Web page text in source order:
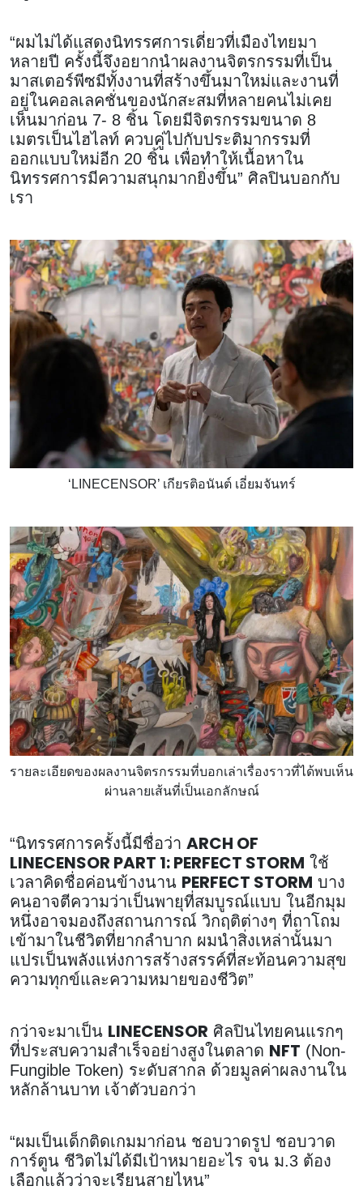
“ผมไม่ได้แสดงนิทรรศการเดี่ยวที่เมืองไทยมา
หลายปี ครั้งนี้จึงอยากนำผลงานจิตรกรรมที่เป็น
มาสเตอร์พีซมีทั้งงานที่สร้างขึ้นมาใหม่และงานที่
อยู่ในคอลเลคชั่นของนักสะสมที่หลายคนไม่เคย
เห็นมาก่อน 7- 8 ชิ้น โดยมีจิตรกรรมขนาด 8
เมตรเป็นไฮไลท์ ควบคู่ไปกับประติมากรรมที่
ออกแบบใหม่อีก 20 ชิ้น เพื่อทำให้เนื้อหาใน
นิทรรศการมีความสนุกมากยิ่งขึ้น” ศิลปินบอกกับ
เรา
‘LINECENSOR’ เกียรติอนันต์ เอี่ยมจันทร์
รายละเอียดของผลงานจิตรกรรมที่บอกเล่าเรื่องราวที่ได้พบเห็น
ผ่านลายเส้นที่เป็นเอกลักษณ์
“นิทรรศการครั้งนี้มีชื่อว่า ARCH OF
LINECENSOR PART 1: PERFECT STORM ใช้
เวลาคิดชื่อค่อนข้างนาน PERFECT STORM บาง
คนอาจตีความว่าเป็นพายุที่สมบูรณ์แบบ ในอีกมุม
หนึ่งอาจมองถึงสถานการณ์ วิกฤติต่างๆ ที่ถาโถม
เข้ามาในชีวิตที่ยากลำบาก ผมนำสิ่งเหล่านั้นมา
แปรเป็นพลังแห่งการสร้างสรรค์ที่สะท้อนความสุข
ความทุกข์และความหมายของชีวิต”
กว่าจะมาเป็น LINECENSOR ศิลปินไทยคนแรกๆ
ที่ประสบความสำเร็จอย่างสูงในตลาด NFT (Non-
Fungible Token) ระดับสากล ด้วยมูลค่าผลงานใน
หลักล้านบาท เจ้าตัวบอกว่า
“ผมเป็นเด็กติดเกมมาก่อน ชอบวาดรูป ชอบวาด
การ์ตูน ชีวิตไม่ได้มีเป้าหมายอะไร จน ม.3 ต้อง
เลือกแล้วว่าจะเรียนสายไหน”